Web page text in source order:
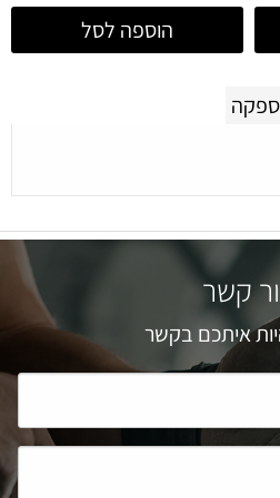
הוספה לסל
קשר
איתכם בקשר